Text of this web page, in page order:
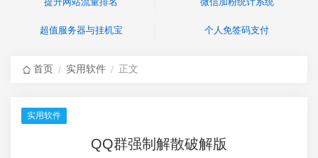
超值服务器与挂机宝 个人免签码支付
首页 / 实用软件 / 正文
实用软件
QQ群强制解散破解版